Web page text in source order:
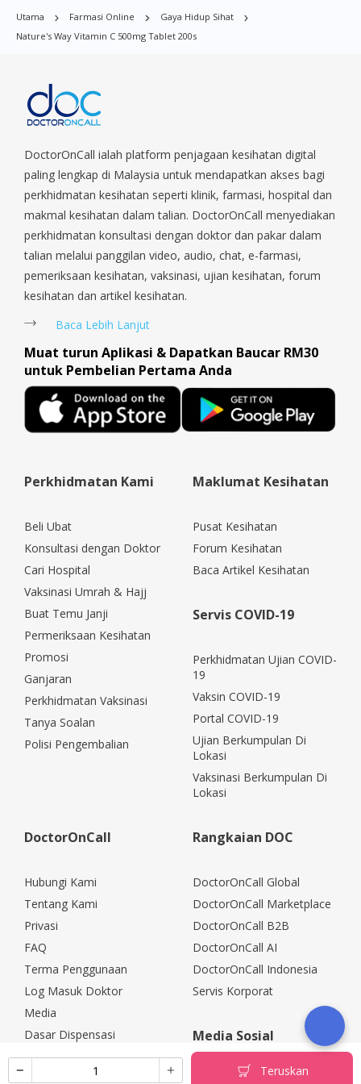
Teruskan
Commonwealt, City Hall, Clarke Quay, Changi Airport, Changi
Village, Clementi Park, Dairy Farm, Eunos, East Coast, Farrer
Parade, Marina, Macpherson, Mandai, Newton, Novena,
Orchard, Pasir Ris, Punggol, Potong Pasir, Paya Lebar,
Sengkang, Serangoon, Serangoon Rd, Seletar, Tampines, Toa
Payoh, Tanjong Pagar, Telok Blangah, Tanglin, Thomson, Tuas,
Tengah, Upper East Coast, Upper Bukit Timah, Upper Thomson,
Woodlands, West Coast, Yishun, Yio Chu Kang.
Utama Farmasi Online
Gaya Hidup Sihat
Nature's Way Vitamin C 500mg Tablet 200s
DoctorOnCall ialah platform penjagaan kesihatan digital
paling lengkap di Malaysia untuk mendapatkan akses bagi
perkhidmatan kesihatan seperti klinik, farmasi, hospital dan
makmal kesihatan dalam talian. DoctorOnCall menyediakan
perkhidmatan konsultasi dengan doktor dan pakar dalam
talian melalui panggilan video, audio, chat, e-farmasi,
pemeriksaan kesihatan, vaksinasi, ujian kesihatan, forum
kesihatan dan artikel kesihatan.
Baca Lebih Lanjut
Muat turun Aplikasi & Dapatkan Baucar RM30
untuk Pembelian Pertama Anda
Perkhidmatan Kami
Beli Ubat
Konsultasi dengan Doktor
Cari Hospital
Vaksinasi Umrah & Hajj
Buat Temu Janji
Permeriksaan Kesihatan
Promosi
Ganjaran
Perkhidmatan Vaksinasi
Tanya Soalan
Polisi Pengembalian
Maklumat Kesihatan
Pusat Kesihatan
Forum Kesihatan
Baca Artikel Kesihatan
Servis COVID-19
Perkhidmatan Ujian COVID-
19
Vaksin COVID-19
Portal COVID-19
Ujian Berkumpulan Di
Lokasi
Vaksinasi Berkumpulan Di
Lokasi
DoctorOnCall
Hubungi Kami
Tentang Kami
Privasi
FAQ
Terma Penggunaan
Log Masuk Doktor
Media
Dasar Dispensasi
Kerjaya
Rakan Kongsi Korporat
Rangkaian DOC
DoctorOnCall Global
DoctorOnCall Marketplace
DoctorOnCall B2B
DoctorOnCall AI
DoctorOnCall Indonesia
Servis Korporat
Media Sosial